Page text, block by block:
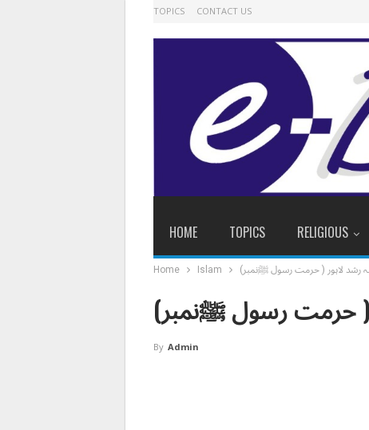
TOPICS CONTACT US
HOME TOPICS RELIGIOUS
Home Islam رشد لاہور ( حرمت رسول ﷺنمبر)
( حرمت رسول ﷺنمبر)
By Admin